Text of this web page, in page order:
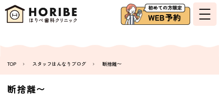
TOP スタッフはんなりブログ 断捨離〜
断捨離〜